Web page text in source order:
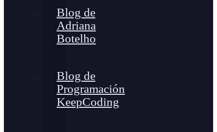
Blog de
Adriana
Botelho
Blog de
Programación
KeepCoding